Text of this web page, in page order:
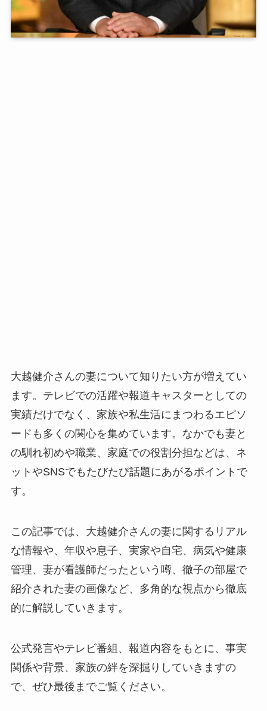
大越健介さんの妻について知りたい方が増えてい
ます。テレビでの活躍や報道キャスターとしての
実績だけでなく、家族や私生活にまつわるエピソ
ードも多くの関心を集めています。なかでも妻と
の馴れ初めや職業、家庭での役割分担などは、ネ
ットやSNSでもたびたび話題にあがるポイントで
す。
この記事では、大越健介さんの妻に関するリアル
な情報や、年収や息子、実家や自宅、病気や健康
管理、妻が看護師だったという噂、徹子の部屋で
紹介された妻の画像など、多角的な視点から徹底
的に解説していきます。
公式発言やテレビ番組、報道内容をもとに、事実
関係や背景、家族の絆を深掘りしていきますの
で、ぜひ最後までご覧ください。